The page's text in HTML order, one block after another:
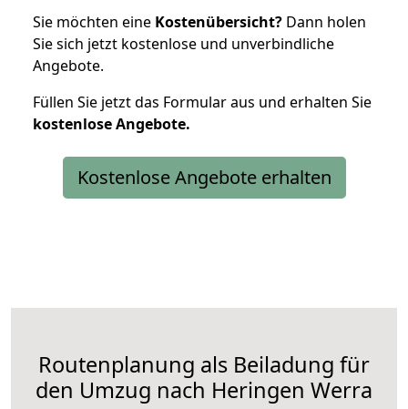
Sie möchten eine Kostenübersicht? Dann holen
Sie sich jetzt kostenlose und unverbindliche
Angebote.
Füllen Sie jetzt das Formular aus und erhalten Sie
kostenloseAngebote.
Kostenlose Angebote erhalten
Routenplanung als Beiladung für
den Umzug nach Heringen Werra